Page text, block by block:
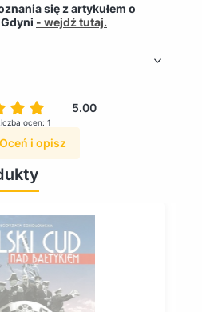
się z artykułem o
- wejdź tutaj.
5.00
ocen: 1
Oceń i opisz